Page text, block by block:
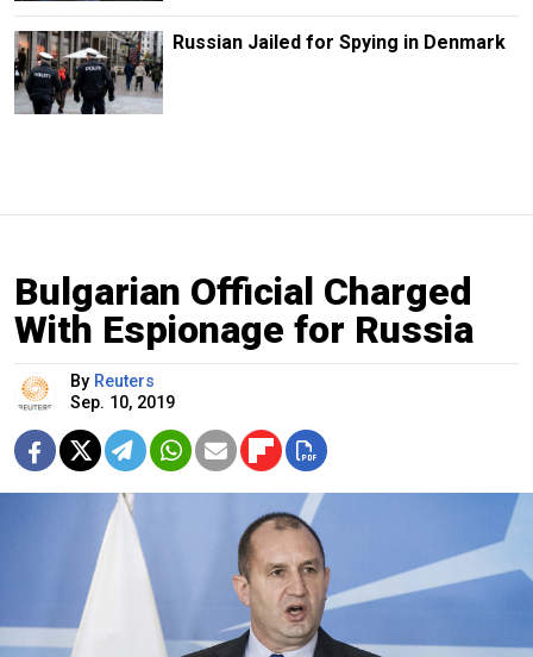
Russian Jailed for Spying in Denmark
Bulgarian Official Charged
With Espionage for Russia
By Reuters
Sep. 10, 2019